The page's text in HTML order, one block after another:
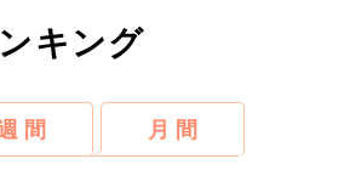
キング
間 月 間